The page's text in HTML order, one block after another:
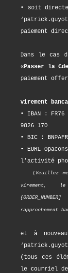
• soit
paiement
Dans le cas
«Passer la
paiement
virement
• IBAN : FR76
9826 170
• BIC :
• EURL
l’activité
( Veuillez
virement, le
rapprochement
et à
(tous ces
le courriel